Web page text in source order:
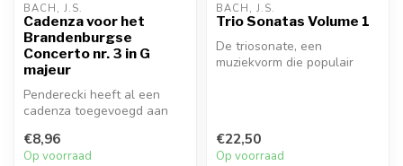
BACH, J.S.
Cadenza voor het
Brandenburgse
Concerto nr. 3 in G
majeur
Penderecki heeft al een
cadenza toegevoegd aan
onze suc...
€8,96
Op voorraad
BACH, J.S.
Trio Sonatas Volume 1
De triosonate, een
muziekvorm die populair
€22,50
Op voorraad